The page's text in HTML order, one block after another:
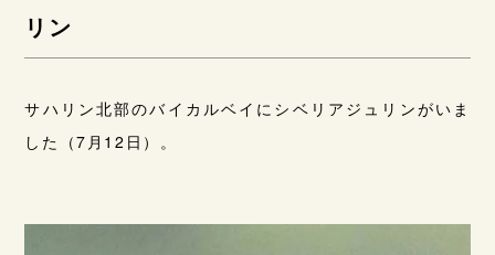
リン
サハリン北部のバイカルベイにシベリアジュリンがいま
した（7月12日）。